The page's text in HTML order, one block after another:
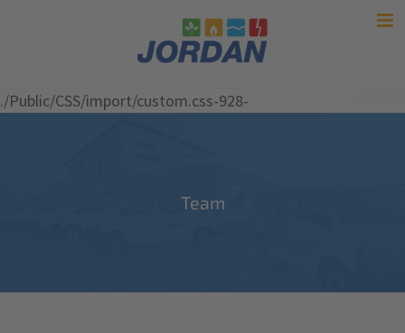
./Public/CSS/import/custom.css-928-
Team